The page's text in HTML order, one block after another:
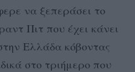
να ξεπεράσει το
Πιτ που έχει κάνει
Ελλάδα κόβοντας
στο τριήμερο που